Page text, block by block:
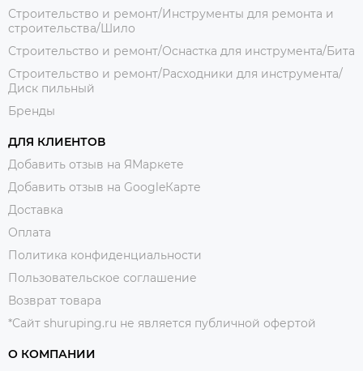
Строительство и ремонт/Инструменты для ремонта и
строительства/Шило
Строительство и ремонт/Оснастка для инструмента/Бита
Строительство и ремонт/Расходники для инструмента/
Диск пильный
Бренды
ДЛЯ КЛИЕНТОВ
Добавить отзыв на ЯМаркете
Добавить отзыв на GoogleКарте
Доставка
Оплата
Политика конфиденциальности
Пользовательское соглашение
Возврат товара
*Сайт shuruping.ru не является публичной офертой
О КОМПАНИИ